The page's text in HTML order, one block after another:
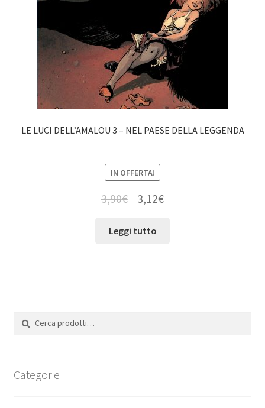
LE LUCI DELL’AMALOU 3 – NEL PAESE DELLA LEGGENDA
IN OFFERTA!
3,90€ 3,12€
Leggi tutto
Categorie